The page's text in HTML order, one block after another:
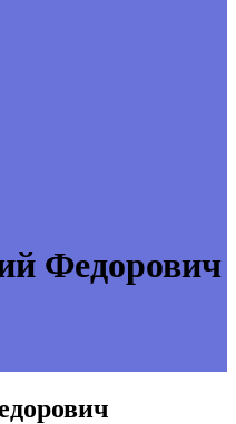
Федорович